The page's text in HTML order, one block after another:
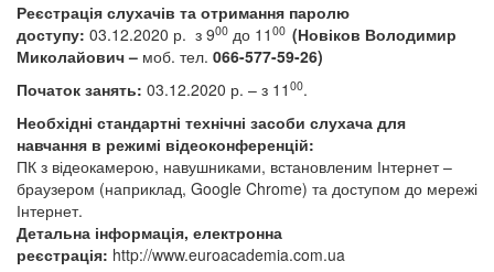
Реєстрація слухачів та отримання паролю
доступу: 03.12.2020 р. з 900 до 11 00 (Новіков Володимир
Миколайович – моб. тел. 066-577-59-26)
Початок занять: 03.12.2020 р. – з 11 00.
Необхідні стандартні технічні засоби слухача для
навчання в режимі відеоконференцій:
ПК з відеокамерою, навушниками, встановленим Інтернет –
браузером (наприклад, Google Chrome) та доступом до мережі
Інтернет.
Детальна інформація, електронна
реєстрація: http://www.euroacademia.com.ua